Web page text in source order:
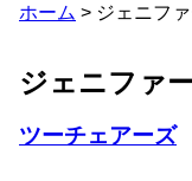
ホーム > ジェニフ
ジェニファ
ツーチェアーズ